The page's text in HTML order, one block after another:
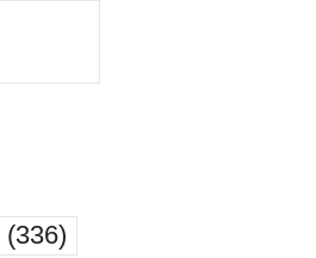
(336)